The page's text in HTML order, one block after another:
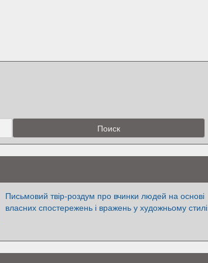
Письмовий твір-роздум про вчинки людей на основі
власних спостережень і вражень у художньому стилі